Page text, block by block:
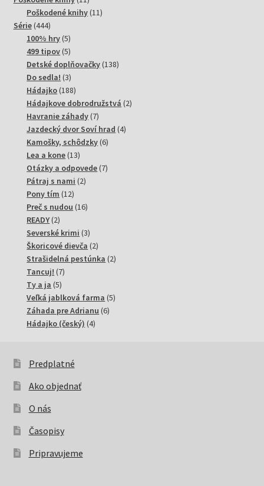
produktov
Poškodené knihy 1111
Série 444444
produktov
100% hry 55
produktov
499 tipov 55
produktov
Detské doplňovačky 138138
Do sedla! 33
produkty
Hádajko 188188
produktov
Hádajkove dobrodružstvá 22
Havranie záhady 77
produktov
Jazdecký dvor Soví hrad 44
Kamošky, schôdzky 66
Lea a kone 1313
produktov
Otázky a odpovede 77
Pátraj s nami 22
Pony tím 1212
produktov
Preč s nudou 1616
READY 22
produkty
Severské krimi 33
produkty
Škoricové dievča 22
produkty
Strašidelná pestúnka 22
Tancuj! 77
Ty a ja 55
produktov
Veľká jablková farma 55
Záhada pre Adrianu 66
Hádajko (český) 44
Predplatné
Ako objednať
O nás
Časopisy
Pripravujeme